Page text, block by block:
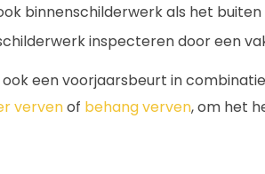
binnenschilderwerk als het
inspecteren door een
een voorjaarsbeurt in
vervenof behang verven, om het